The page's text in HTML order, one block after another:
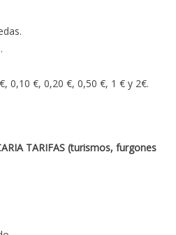
0,10 €, 0,20 €, 0,50 €, 1 € y 2€.
TARIFAS (turismos, furgones